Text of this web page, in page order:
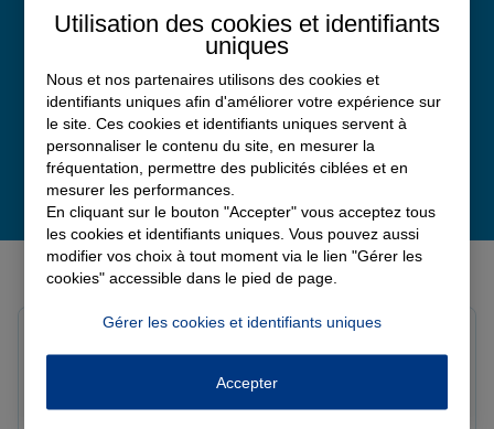
Avis Google
Derniers avis de nos agences Allianz
Note de 5 sur 5
Le 05/08/2026 - Agence FORT DE FRANCE
Utilisation des cookies et identifiants
uniques
Nous et nos partenaires utilisons des cookies et
identifiants uniques afin d'améliorer votre expérience sur
le site. Ces cookies et identifiants uniques servent à
personnaliser le contenu du site, en mesurer la
fréquentation, permettre des publicités ciblées et en
mesurer les performances.
En cliquant sur le bouton "Accepter" vous acceptez tous
les cookies et identifiants uniques. Vous pouvez aussi
modifier vos choix à tout moment via le lien "Gérer les
cookies" accessible dans le pied de page.
Gérer les cookies et identifiants uniques
Accepter